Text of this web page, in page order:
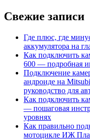
Свежие записи
Где плюс, где
аккумулятора на
Как подключить
600 — подробная
Подключение
андроиде на
руководство для
Как подключить
— пошаговая
уровнях
Как правильно
мотоцикле ИЖ